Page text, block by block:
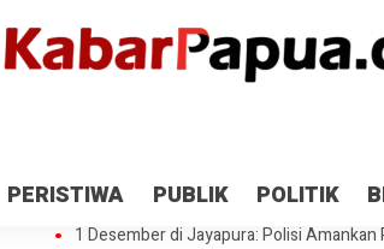
PERISTIWA PUBLIK POLITIK
Antisipasi 1 Desember, TNI Polri Patroli
Gedung Perpustakaan SMPN 5 Sentani
1 Desember di Jayapura: Polisi